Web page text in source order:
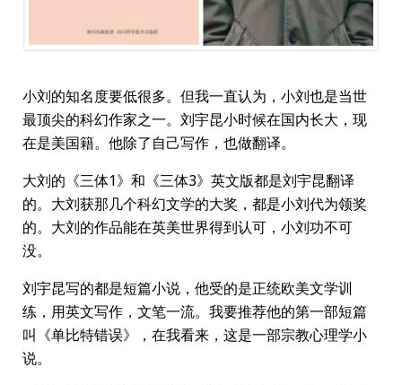
小刘的知名度要低很多。但我一直认为，小刘也是当世
最顶尖的科幻作家之一。刘宇昆小时候在国内长大，现
在是美国籍。他除了自己写作，也做翻译。
大刘的《三体1》和《三体3》英文版都是刘宇昆翻译
的。大刘获那几个科幻文学的大奖，都是小刘代为领奖
的。大刘的作品能在英美世界得到认可，小刘功不可
没。
刘宇昆写的都是短篇小说，他受的是正统欧美文学训
练，用英文写作，文笔一流。我要推荐他的第一部短篇
叫《单比特错误》，在我看来，这是一部宗教心理学小
说。